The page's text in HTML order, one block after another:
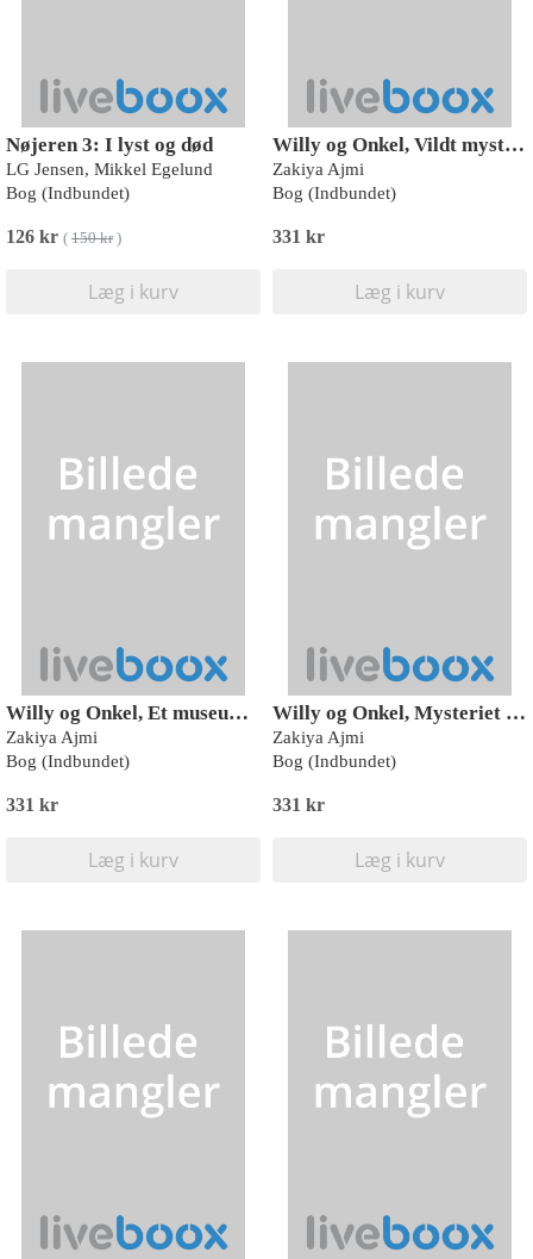
Nøjeren 3: I lyst og død
LG Jensen, Mikkel Egelund
Bog (Indbundet)
126 kr ( 150 kr)
Læg i kurv
Willy og Onkel, Vildt mystiske bølger, Blå Læseklub
Zakiya Ajmi
Bog (Indbundet)
331 kr
Læg i kurv
Willy og Onkel, Et museums-mysterie, Blå Læseklub
Zakiya Ajmi
Bog (Indbundet)
331 kr
Læg i kurv
Willy og Onkel, Mysteriet i det store hus, Blå Læseklub
Zakiya Ajmi
Bog (Indbundet)
331 kr
Læg i kurv